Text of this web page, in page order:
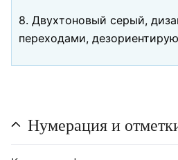
8. Двухтоновый серый,
переходами,
Нумерация и